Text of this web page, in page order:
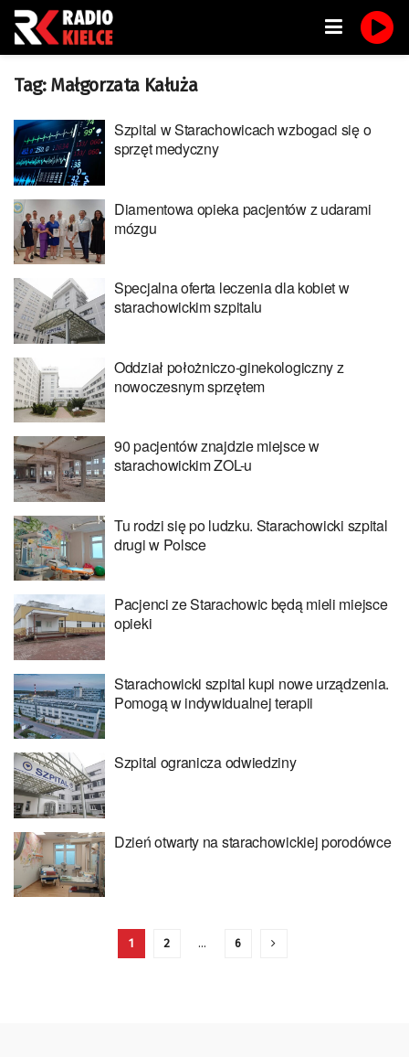
Tag: Małgorzata Kałuża
Szpital w Starachowicach wzbogaci się o
sprzęt medyczny
Diamentowa opieka pacjentów z udarami
mózgu
Specjalna oferta leczenia dla kobiet w
starachowickim szpitalu
Oddział położniczo-ginekologiczny z
nowoczesnym sprzętem
90 pacjentów znajdzie miejsce w
starachowickim ZOL-u
Tu rodzi się po ludzku. Starachowicki szpital
drugi w Polsce
Pacjenci ze Starachowic będą mieli miejsce
opieki
Starachowicki szpital kupi nowe urządzenia.
Pomogą w indywidualnej terapii
Szpital ogranicza odwiedziny
Dzień otwarty na starachowickiej porodówce
1 2 … 6